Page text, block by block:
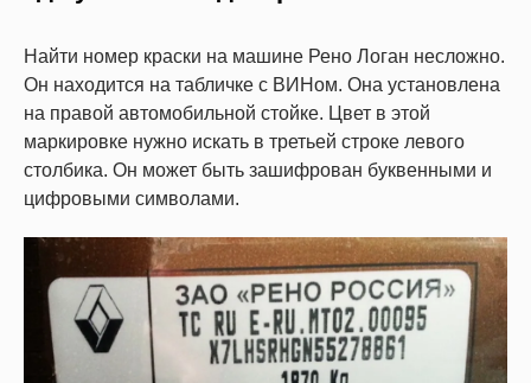
Найти номер краски на машине Рено Логан несложно.
Он находится на табличке с ВИНом. Она установлена
на правой автомобильной стойке. Цвет в этой
маркировке нужно искать в третьей строке левого
столбика. Он может быть зашифрован буквенными и
цифровыми символами.